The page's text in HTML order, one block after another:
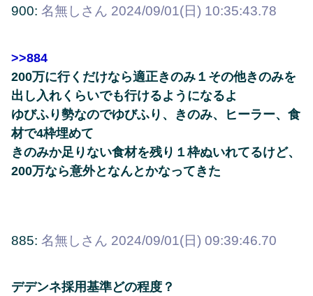
900: 名無しさん 2024/09/01(日) 10:35:43.78
>>884
200万に行くだけなら適正きのみ１その他きのみを
出し入れくらいでも行けるようになるよ
ゆびふり勢なのでゆびふり、きのみ、ヒーラー、食
材で4枠埋めて
きのみか足りない食材を残り１枠ぬいれてるけど、
200万なら意外となんとかなってきた
885: 名無しさん 2024/09/01(日) 09:39:46.70
デデンネ採用基準どの程度？